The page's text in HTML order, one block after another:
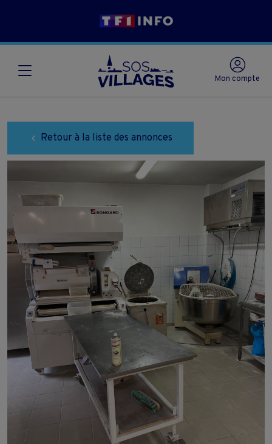
Mon compte
Retour à la liste des annonces